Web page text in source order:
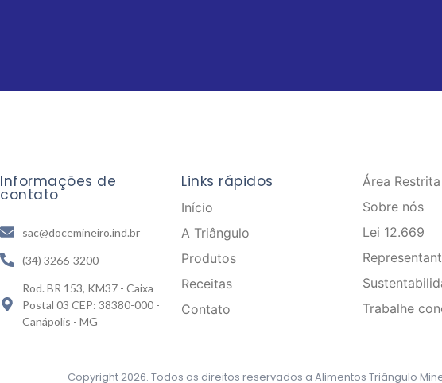
Informações de
contato
sac@docemineiro.ind.br
(34) 3266-3200
Rod. BR 153, KM37 - Caixa
Postal 03 CEP: 38380-000 -
Canápolis - MG
Links rápidos
Início
A Triângulo
Produtos
Receitas
Contato
Área Restrita
Sobre nós
Lei 12.669
Trabalhe
Copyright 2026. Todos os direitos reservados a Alimentos Triângulo